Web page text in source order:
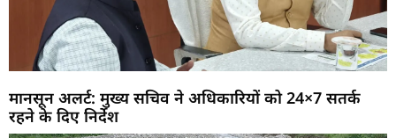
मानसून अलर्ट: मुख्य सचिव ने अधिकारियों को 24×7 सतर्क
रहने के दिए निर्देश